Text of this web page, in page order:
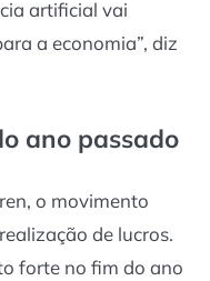
artificial vai
a economia”, diz
ano passado
o movimento
de lucros.
forte no fim do ano